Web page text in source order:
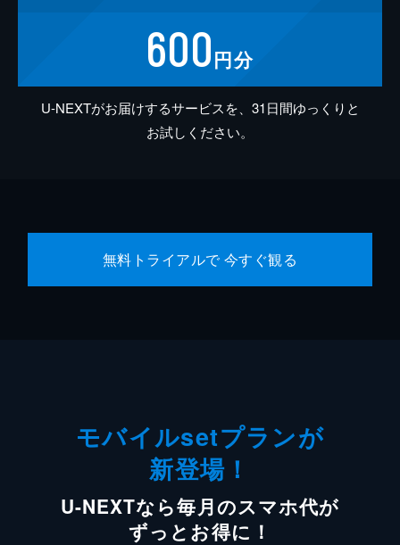
600円分
U-NEXTがお届けするサービスを、31日間ゆっくりと
お試しください。
無料トライアルで 今すぐ観る
モバイルsetプランが
新登場！
U-NEXTなら毎月のスマホ代が
ずっとお得に！